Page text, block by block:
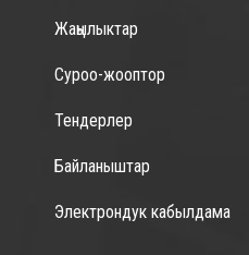
Жаңылыктар
Суроо-жооптор
Тендерлер
Байланыштар
Электрондук кабылдама